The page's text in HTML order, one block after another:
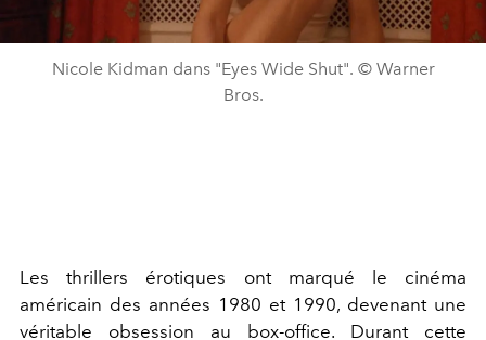
Nicole Kidman dans "Eyes Wide Shut". © Warner
Bros.
Les thrillers érotiques ont marqué le cinéma
américain des années 1980 et 1990, devenant une
véritable obsession au box-office. Durant cette